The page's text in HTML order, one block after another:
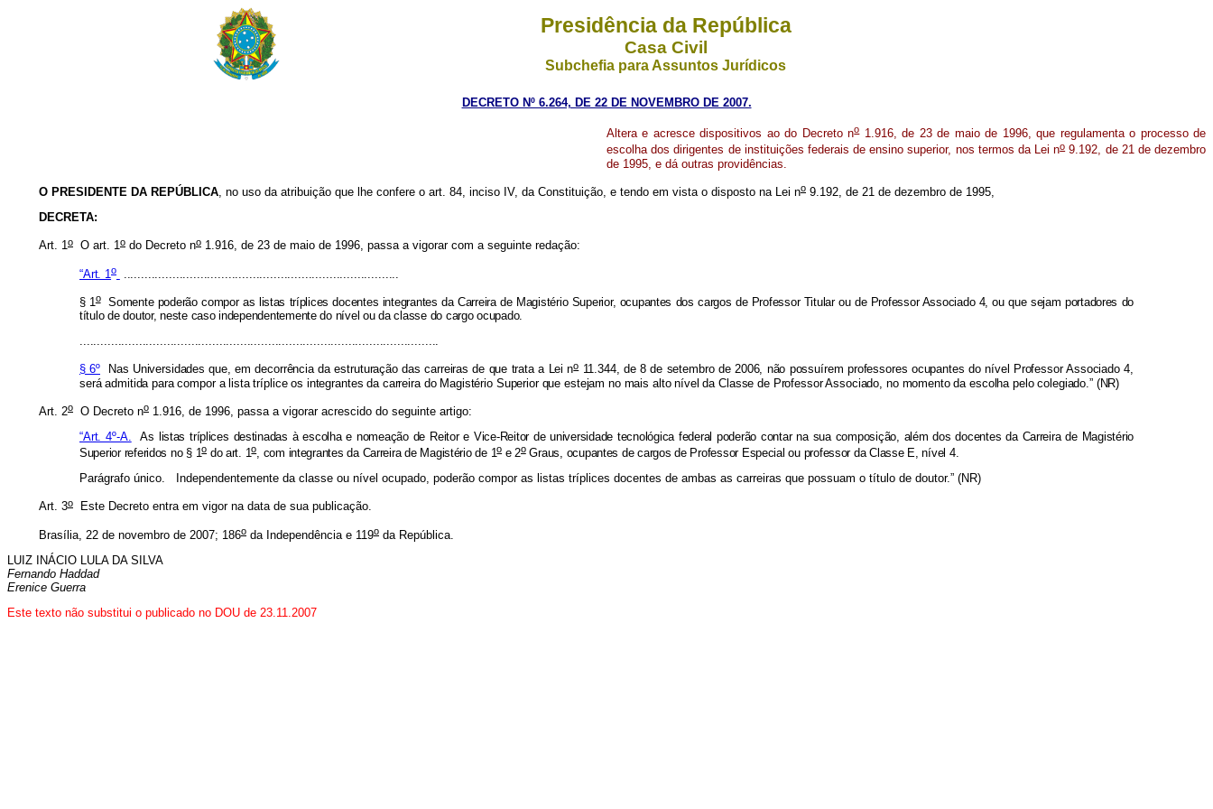
Presidência da República
Casa Civil
Subchefia para Assuntos Jurídicos
DECRETO Nº 6.264, DE 22 DE NOVEMBRO DE 2007.
Altera e acresce dispositivos ao do Decreto no1.916, de 23 de maio de 1996, que regulamenta o processo de
escolha dos dirigentes de instituições federais de ensino superior, nos termos da Lei no9.192, de 21 de dezembro
de 1995, e dá outras providências.
O PRESIDENTE DA REPÚBLICA, no uso da atribuição que lhe confere o art. 84, inciso IV, da Constituição, e tendo em vista o disposto na Lei no 9.192, de 21 de dezembro de 1995,
DECRETA:
Art. 1o O art. 1o do Decreto no 1.916, de 23 de maio de 1996, passa a vigorar com a seguinte redação:
“Art. 1o
§ 1oSomente poderão compor as listas tríplices docentes integrantes da Carreira de Magistério Superior, ocupantes dos cargos de Professor Titular ou de Professor Associado 4, ou que sejam portadores do
título de doutor, neste caso independentemente do nível ou da classe do cargo ocupado.
.......................................................................................................
§ 6º Nas Universidades que, em decorrência da estruturação das carreiras de que trata a Lei no11.344, de 8 de setembro de 2006, não possuírem professores ocupantes do nível Professor Associado 4,
será admitida para compor a lista tríplice os integrantes da carreira do Magistério Superior que estejam no mais alto nível da Classe de Professor Associado, no momento da escolha pelo colegiado.” (NR)
Art. 2o O Decreto no 1.916, de 1996, passa a vigorar acrescido do seguinte artigo:
“Art. 4º-A.
As listas tríplices destinadas à escolha e nomeação de Reitor e Vice-Reitor de universidade tecnológica federal poderão contar na sua composição, além dos docentes da Carreira de Magistério
Superior referidos no § 1o do art. 1o, com integrantes da Carreira de Magistério de 1o e 2oGraus, ocupantes de cargos de Professor Especial ou professor da Classe E, nível 4.
Parágrafo único. Independentemente da classe ou nível ocupado, poderão compor as listas tríplices docentes de ambas as carreiras que possuam o título de doutor.” (NR)
Art. 3o Este Decreto entra em vigor na data de sua publicação.
Brasília, 22 de novembro de 2007; 186o da Independência e 119o da República.
LUIZ INÁCIO LULA DA SILVA
Fernando Haddad
Erenice Guerra
Este texto não substitui o publicado no DOU de 23.11.2007